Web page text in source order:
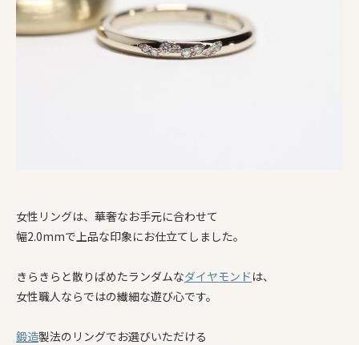
女性リングは、華奢なお手元に合わせて
幅2.0mmで上品な印象にお仕立てしました。
きらきらと散りばめたランダムなダイヤモンド は、
女性職人ならではの繊細な遊び心です。
鍛造製法のリングでお選びいただける